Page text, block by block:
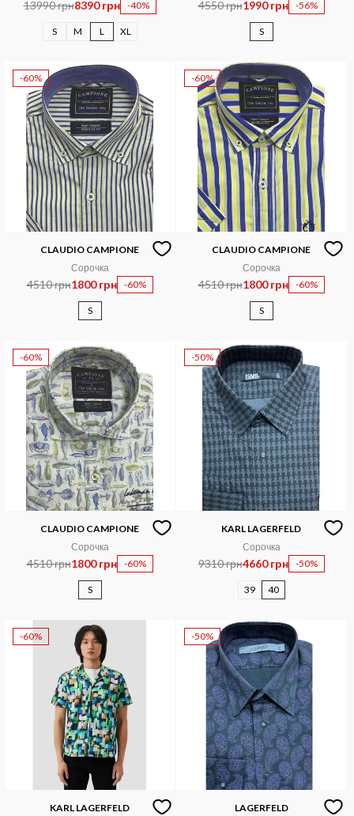
13990 грн8390 грн -40%
S M L XL
4550 грн1990 грн -56%
S
-60%
CLAUDIO CAMPIONE
Сорочка
4510 грн1800 грн -60%
S
-60%
CLAUDIO CAMPIONE
Сорочка
4510 грн1800 грн -60%
S
-60%
CLAUDIO CAMPIONE
Сорочка
4510 грн1800 грн -60%
S
-50%
KARL LAGERFELD
Сорочка
9310 грн4660 грн -50%
39 40
-60%
KARL LAGERFELD
-50%
LAGERFELD